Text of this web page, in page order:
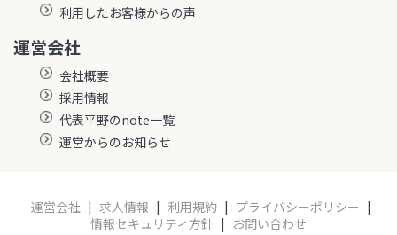
利用したお客様からの声
運営会社
会社概要
採用情報
代表平野のnote一覧
運営からのお知らせ
運営会社 | 求人情報 | 利用規約 | プライバシーポリシー |
情報セキュリティ方針 | お問い合わせ